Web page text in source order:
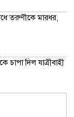
তরুণীকে মারধর,
চাপা দিল যাত্রীবাহী